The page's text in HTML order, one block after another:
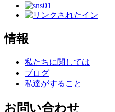
情報
私たちに関しては
ブログ
私達がすること
お問い合わせ